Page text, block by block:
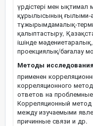
үрдістері мен
құрылысының ғылыми-
тұжырымдамалық-
қалыптастыру,
ішінде
проекциялық/бағалау
Методы
применен
корреляционного
ответов на
Корреляционный
между изучаемыми
причинные связи и др.